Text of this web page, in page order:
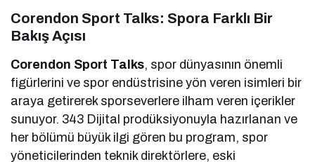
Corendon Sport Talks: Spora Farklı Bir
Bakış Açısı
Corendon Sport Talks, spor dünyasının önemli
figürlerini ve spor endüstrisine yön veren isimleri bir
araya getirerek sporseverlere ilham veren içerikler
sunuyor. 343 Dijital prodüksiyonuyla hazırlanan ve
her bölümü büyük ilgi gören bu program, spor
yöneticilerinden teknik direktörlere, eski